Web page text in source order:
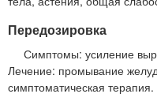
Передозировка
Симптомы: усиление
Лечение: промывание
симптоматическая терапия.